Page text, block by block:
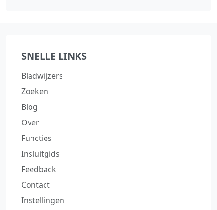
SNELLE LINKS
Bladwijzers
Zoeken
Blog
Over
Functies
Insluitgids
Feedback
Contact
Instellingen